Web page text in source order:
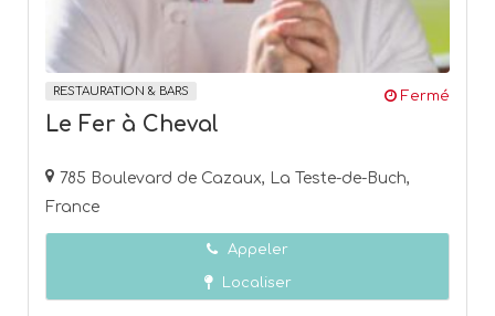
RESTAURATION & BARS Fermé
Le Fer à Cheval
785 Boulevard de Cazaux, La Teste-de-Buch,
France
Appeler
Localiser